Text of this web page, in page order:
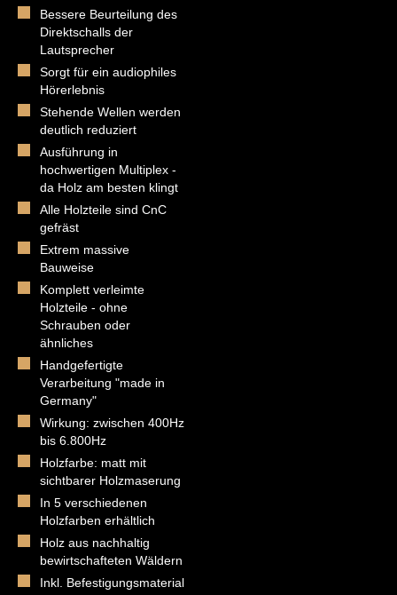
Bessere Beurteilung des
Direktschalls der
Lautsprecher
Sorgt für ein audiophiles
Hörerlebnis
Stehende Wellen werden
deutlich reduziert
Ausführung in
hochwertigen Multiplex -
da Holz am besten klingt
Alle Holzteile sind CnC
gefräst
Extrem massive
Bauweise
Komplett verleimte
Holzteile - ohne
Schrauben oder
ähnliches
Handgefertigte
Verarbeitung "made in
Germany"
Wirkung: zwischen 400Hz
bis 6.800Hz
Holzfarbe: matt mit
sichtbarer Holzmaserung
In 5 verschiedenen
Holzfarben erhältlich
Holz aus nachhaltig
bewirtschafteten Wäldern
Inkl. Befestigungsmaterial